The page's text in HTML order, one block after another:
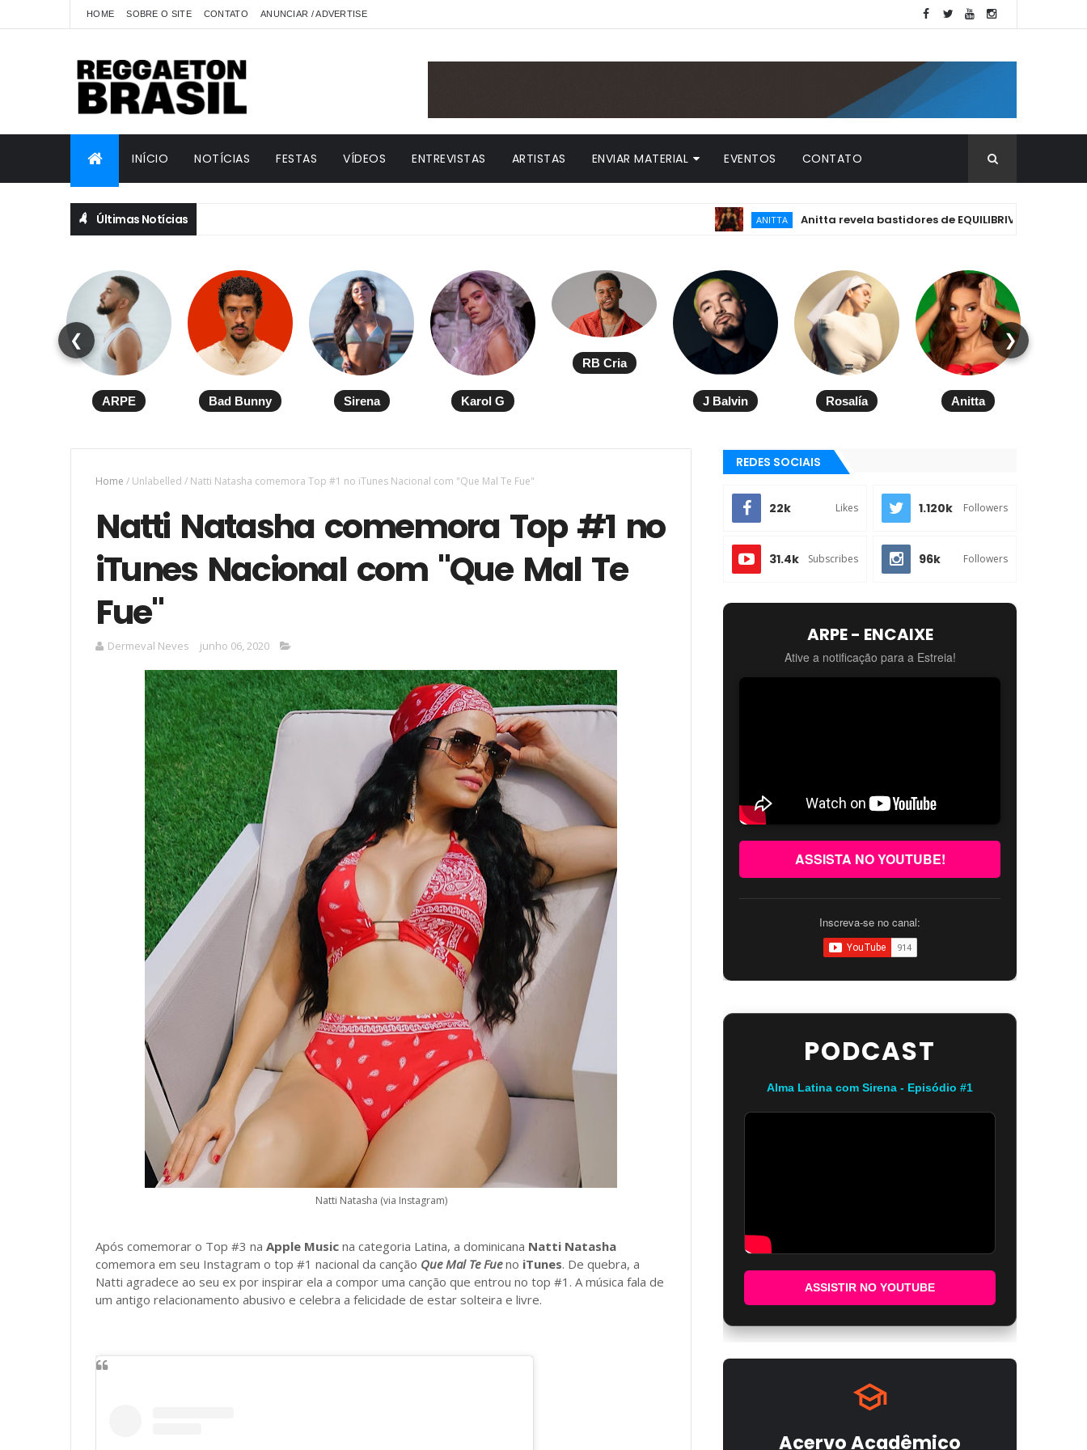
HOME SOBRE O SITE CONTATO ANUNCIAR / ADVERTISE
INÍCIO NOTÍCIAS FESTAS VÍDEOS ENTREVISTAS ARTISTAS ENVIAR MATERIAL EVENTOS CONTATO
Últimas Notícias ANITTA Anitta revela bastidores de EQUILIBRIVM: emoção,
❮
ARPE Bad Bunny Sirena Karol G
RB Cria
J Balvin Rosalía Anitta
❯
Home / Unlabelled / Natti Natasha comemora Top #1 no iTunes Nacional com "Que Mal Te Fue"
Natti Natasha comemora Top #1 no
iTunes Nacional com "Que Mal Te
Fue"
Dermeval Neves junho 06, 2020
Natti Natasha (via Instagram)
Após comemorar o Top #3 na Apple Music na categoria Latina, a dominicana Natti Natasha
comemora em seu Instagram o top #1 nacional da canção Que Mal Te Fueno iTunes. De quebra, a
Natti agradece ao seu ex por inspirar ela a compor uma canção que entrou no top #1. A música fala de
um antigo relacionamento abusivo e celebra a felicidade de estar solteira e livre.
REDES SOCIAIS
22k Likes 1.120k Followers
31.4k Subscribes 96k Followers
ARPE - ENCAIXE
Ative a notificação para a Estreia!
ASSISTA NO YOUTUBE!
Inscreva-se no canal:
PODCAST
Alma Latina com Sirena - Episódio #1
ASSISTIR NO YOUTUBE
Acervo Acadêmico